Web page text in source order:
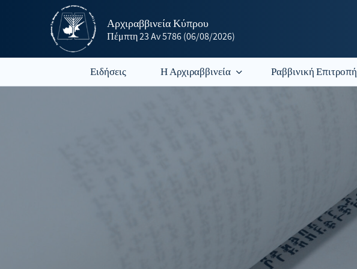
Αρχιραββινεία Κύπρου
Πέμπτη23 Av 5786(06/08/2026)
Ειδήσεις Η Αρχιραββινεία Ραββινική Επιτροπή